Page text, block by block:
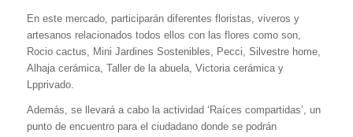
En este mercado, participarán diferentes floristas, viveros y
artesanos relacionados todos ellos con las flores como son,
Rocio cactus, Mini Jardines Sostenibles, Pecci, Silvestre home,
Alhaja cerámica, Taller de la abuela, Victoria cerámica y
Lpprivado.
Además, se llevará a cabo la actividad ‘Raíces compartidas’, un
punto de encuentro para el ciudadano donde se podrán